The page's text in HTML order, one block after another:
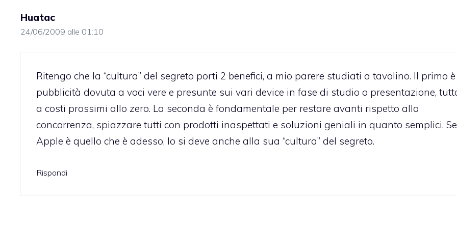
Huatac
24/06/2009 alle 01:10
Ritengo che la “cultura” del segreto porti 2 benefici, a mio parere studiati a tavolino. Il primo è
pubblicità dovuta a voci vere e presunte sui vari device in fase di studio o presentazione,
a costi prossimi allo zero. La seconda è fondamentale per restare avanti rispetto alla
concorrenza, spiazzare tutti con prodotti inaspettati e soluzioni geniali in quanto semplici. Se
Apple è quello che è adesso, lo si deve anche alla sua “cultura” del segreto.
Rispondi